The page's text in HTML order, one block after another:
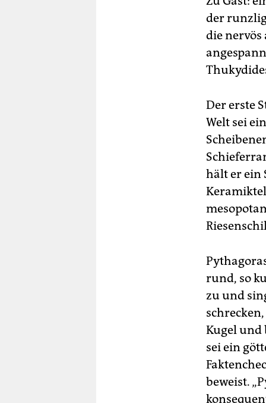
der
die
Der erste
Welt sei
hält er ein
rund, so
zu und
Kugel und
sei ein
beweist.